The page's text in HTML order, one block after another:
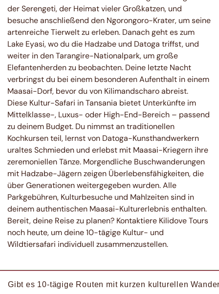
der Serengeti, der Heimat vieler Großkatzen, und
besuche anschließend den Ngorongoro-Krater, um seine
artenreiche Tierwelt zu erleben. Danach geht es zum
Lake Eyasi, wo du die Hadzabe und Datoga triffst, und
weiter in den Tarangire-Nationalpark, um große
Elefantenherden zu beobachten. Deine letzte Nacht
verbringst du bei einem besonderen Aufenthalt in einem
Maasai-Dorf, bevor du von Kilimandscharo abreist.
Diese Kultur-Safari in Tansania bietet Unterkünfte im
Mittelklasse-, Luxus- oder High-End-Bereich – passend
zu deinem Budget. Du nimmst an traditionellen
Kochkursen teil, lernst von Datoga-Kunsthandwerkern
uraltes Schmieden und erlebst mit Maasai-Kriegern ihre
zeremoniellen Tänze. Morgendliche Buschwanderungen
mit Hadzabe-Jägern zeigen Überlebensfähigkeiten, die
über Generationen weitergegeben wurden. Alle
Parkgebühren, Kulturbesuche und Mahlzeiten sind in
deinem authentischen Maasai-Kulturerlebnis enthalten.
Bereit, deine Reise zu planen? Kontaktiere Kilidove Tours
noch heute, um deine 10-tägige Kultur- und
Wildtiersafari individuell zusammenzustellen.
Gibt es 10-tägige Routen mit kurzen kulturellen